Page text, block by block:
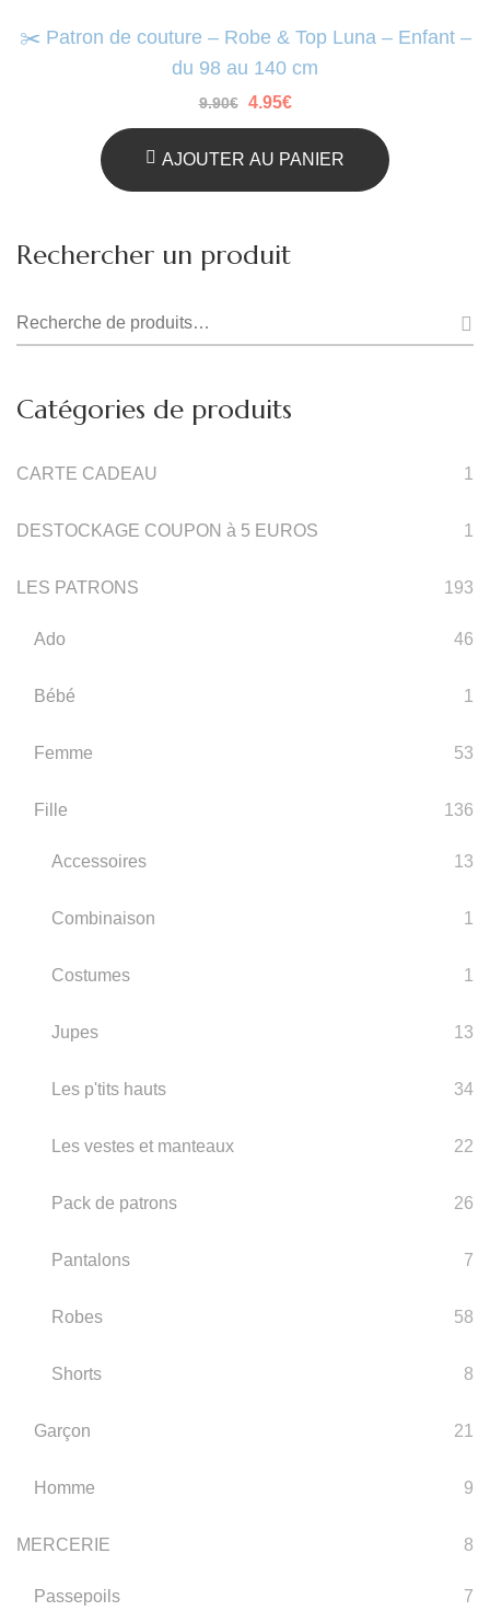
✂️ Patron de couture – Robe & Top Luna – Enfant –
du 98 au 140 cm
9.90€ Le
était :
9.90€.
4.95€Le
est :
4.95€.
AJOUTER AU PANIER
Rechercher un produit
Recherche
Catégories de produits
CARTE CADEAU 1
DESTOCKAGE COUPON à 5 EUROS 1
LES PATRONS 193
Ado 46
Bébé 1
Femme 53
Fille 136
Accessoires 13
Combinaison 1
Costumes 1
Jupes 13
Les p'tits hauts 34
Les vestes et manteaux 22
Pack de patrons 26
Pantalons 7
Robes 58
Shorts 8
Garçon 21
Homme 9
MERCERIE 8
Passepoils 7